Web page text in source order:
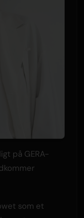
på GERA-
som et